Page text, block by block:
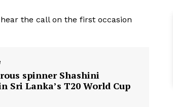
the call on the first occasion
spinner Shashini
Sri Lanka’s T20 World Cup